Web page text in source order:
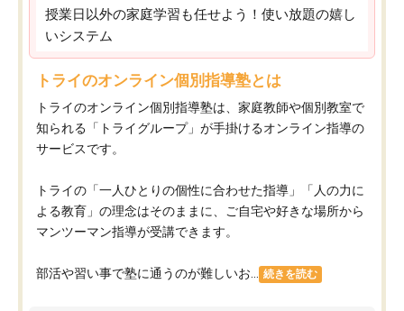
授業日以外の家庭学習も任せよう！使い放題の嬉し
いシステム
トライのオンライン個別指導塾とは
トライのオンライン個別指導塾は、家庭教師や個別教室で
知られる「トライグループ」が手掛けるオンライン指導の
サービスです。
トライの「一人ひとりの個性に合わせた指導」「人の力に
よる教育」の理念はそのままに、ご自宅や好きな場所から
マンツーマン指導が受講できます。
部活や習い事で塾に通うのが難しいお... 続きを読む